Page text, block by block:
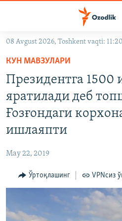
Асосий
навигацияга
ўтинг
Қидиришга
ўтинг
OZODARXIV
На русском
Озодлик бошқа тилларда
08 Avgust 2026, Toshkent vaqti: 11:20
КУН МАВЗУЛАРИ
Президентга 1500
яратилади деб
Ғозғондаги
ишлаяпти
May 22, 2019
Ўртоқлашинг VPNсиз